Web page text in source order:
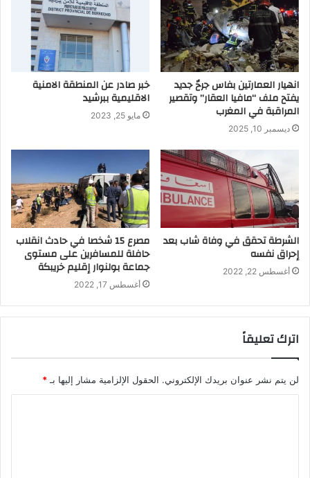
انهيار العمارتين بفاس جرحٌ جديد
يفتح ملف “مافيا العقار” وتقصير
المراقبة في المغرب
ديسمبر 10, 2025
خبر صادر عن المنطقة الامنية
الاقليمية ببرشيد
مايو 25, 2023
الشرطة تحقق في وفاة شاب بعد
إحراق نفسه
أغسطس 22, 2022
مصرع 15 شخصا في حادث انقلاب
حافلة للمسافرين على مستوى
جماعة بولنوار إقليم خريبكة
أغسطس 17, 2022
اترك تعليقاً
لن يتم نشر عنوان بريدك الإلكتروني. الحقول الإلزامية مشار إليها بـ *